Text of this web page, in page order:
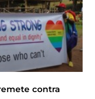
contra